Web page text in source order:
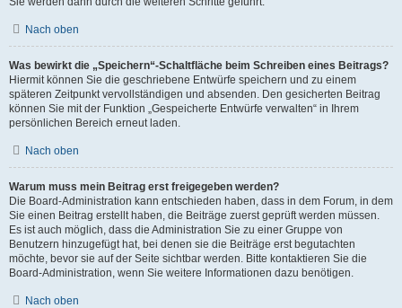
Nach oben
Was bewirkt die „Speichern“-Schaltfläche beim Schreiben eines Beitrags?
Hiermit können Sie die geschriebene Entwürfe speichern und zu einem
späteren Zeitpunkt vervollständigen und absenden. Den gesicherten Beitrag
können Sie mit der Funktion „Gespeicherte Entwürfe verwalten“ in Ihrem
persönlichen Bereich erneut laden.
Nach oben
Warum muss mein Beitrag erst freigegeben werden?
Die Board-Administration kann entschieden haben, dass in dem Forum, in dem
Sie einen Beitrag erstellt haben, die Beiträge zuerst geprüft werden müssen.
Es ist auch möglich, dass die Administration Sie zu einer Gruppe von
Benutzern hinzugefügt hat, bei denen sie die Beiträge erst begutachten
möchte, bevor sie auf der Seite sichtbar werden. Bitte kontaktieren Sie die
Board-Administration, wenn Sie weitere Informationen dazu benötigen.
Nach oben